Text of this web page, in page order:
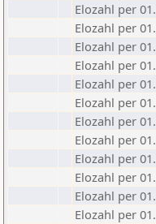
Elozahl per
Elozahl per
Elozahl per
Elozahl per
Elozahl per
Elozahl per
Elozahl per
Elozahl per
Elozahl per
Elozahl per
Elozahl per
Elozahl per